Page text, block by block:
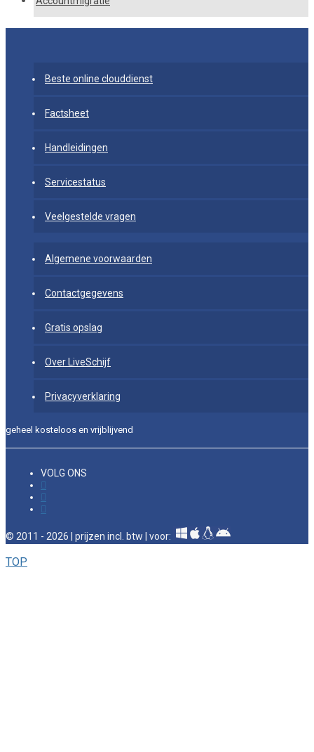
Beste online clouddienst
Factsheet
Handleidingen
Servicestatus
Veelgestelde vragen
Algemene voorwaarden
Contactgegevens
Gratis opslag
Over LiveSchijf
Privacyverklaring
geheel kosteloos en vrijblijvend
VOLG ONS
© 2011 - 2026 | prijzen incl. btw | voor:
TOP